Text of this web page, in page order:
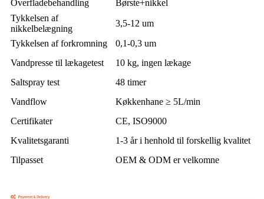
Overfladebehandling
Børste+nikkel
Tykkelsen af ​​
nikkelbelægning
3,5-12 um
Tykkelsen af ​​forkromning
0,1-0,3 um
Vandpresse til lækagetest
10 kg, ingen lækage
Saltspray test
48 timer
Vandflow
Køkkenhane ≥ 5L/min
Certifikater
CE, ISO9000
Kvalitetsgaranti
1-3 år i henhold til forskellig kvalitet
Tilpasset
OEM & ODM er velkomne